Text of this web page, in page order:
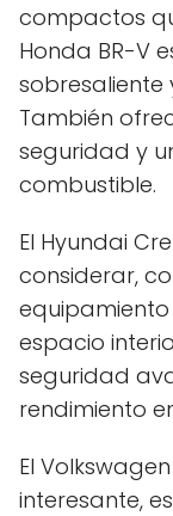
compactos
Honda BR-V
sobresaliente
También
seguridad y
combustible.
El Hyundai
considerar,
espacio
seguridad
rendimiento
El
interesante,